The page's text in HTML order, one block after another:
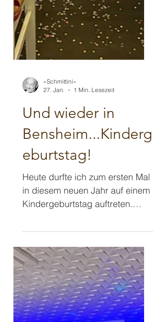
27. Jan.
1 Min. Lesezeit
Und wieder in
Bensheim...Kinderg
eburtstag!
Heute durfte ich zum ersten Mal
in diesem neuen Jahr auf einem
Mitten in Bensheim im
"Stadtcafe", denn die Oma der
beiden Geburtstagskinder führt
hier dieses tolle Café mitten in
der Stadt. Zugegebenermaßen
hat mich das auf der Hinfahrt
vor ein kleines Parkplatzproblem